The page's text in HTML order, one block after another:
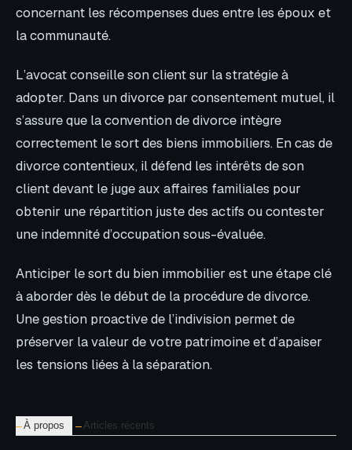
concernant les récompenses dues entre les époux et
la communauté.
L’avocat conseille son client sur la stratégie à
adopter. Dans un divorce par consentement mutuel, il
s’assure que la convention de divorce intègre
correctement le sort des biens immobiliers. En cas de
divorce contentieux, il défend les intérêts de son
client devant le juge aux affaires familiales pour
obtenir une répartition juste des actifs ou contester
une indemnité d’occupation sous-évaluée.
Anticiper le sort du bien immobilier est une étape clé
à aborder dès le début de la procédure de divorce.
Une gestion proactive de l’indivision permet de
préserver la valeur de votre patrimoine et d’apaiser
les tensions liées à la séparation.
À propos Articles récents